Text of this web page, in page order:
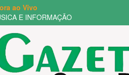
ao Vivo
E INFORMAÇÃO